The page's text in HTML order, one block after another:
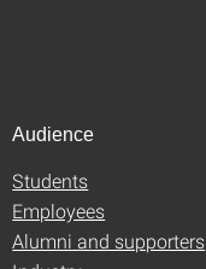
Audience
Students
Employees
Alumni and supporters